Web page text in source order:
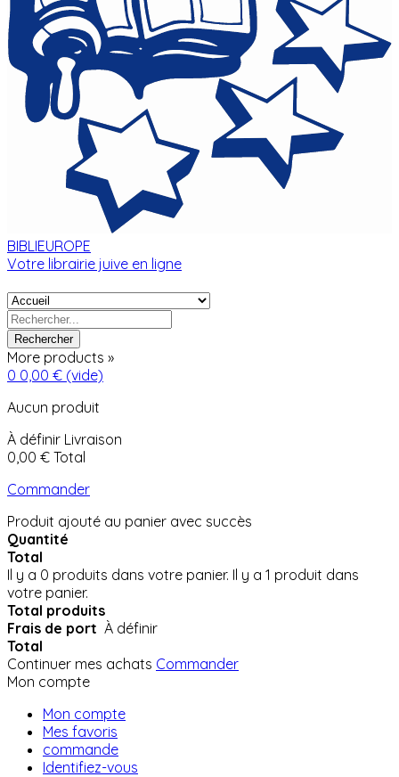
BIBLIEUROPE
Votre librairie juive en ligne
Rechercher
More products »
0 0,00 € (vide)
Aucun produit
À définir Livraison
0,00 € Total
Commander
Produit ajouté au panier avec succès
Quantité
Total
Il y a 0 produits dans votre panier. Il y a 1 produit dans
votre panier.
Total produits
Frais de port À définir
Total
Continuer mes achats Commander
Mon compte
Mon compte
Mes favoris
commande
Identifiez-vous